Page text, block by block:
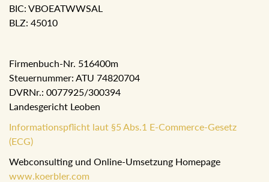
BIC: VBOEATWWSAL
BLZ: 45010
Firmenbuch-Nr. 516400m
Steuernummer: ATU 74820704
DVRNr.: 0077925/300394
Landesgericht Leoben
Informationspflicht laut §5 Abs.1 E-Commerce-Gesetz
(ECG)
Webconsulting und Online-Umsetzung Homepage
www.koerbler.com